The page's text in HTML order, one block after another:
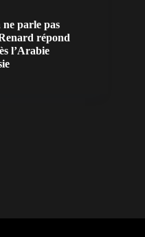
parle pas
répond
l’Arabie